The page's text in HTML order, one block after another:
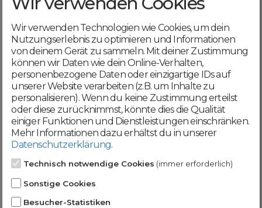
E-Mail
Mit deiner Registrierung bestätigst du,
dass du dieAGBund
Datenschutzerklärung akzeptierst
Weiter
Werde jetzt Teil der
DomainCatcher-
Community!
Wir verwenden Technologien wie Cookies, um dein
Nutzungserlebnis zu optimieren und Informationen
von deinem Gerät zu sammeln. Mit deiner Zustimmung
können wir Daten wie dein Online-Verhalten,
personenbezogene Daten oder einzigartige IDs auf
unserer Website verarbeiten (z.B. um Inhalte zu
personalisieren). Wenn du keine Zustimmung erteilst
oder diese zurücknimmst, könnte dies die Qualität
einiger Funktionen und Dienstleistungen einschränken.
Mehr Informationen dazu erhältst du in unserer
Datenschutzerklärung.
Technisch notwendige Cookies (immer erforderlich)
Sonstige Cookies
Besucher-Statistiken